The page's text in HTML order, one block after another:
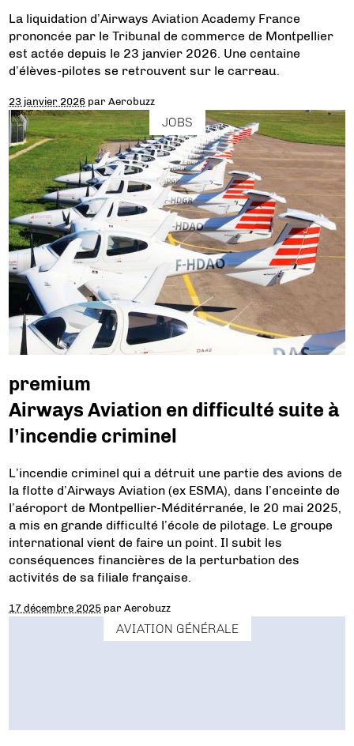
La liquidation d’Airways Aviation Academy France
prononcée par le Tribunal de commerce de Montpellier
est actée depuis le 23 janvier 2026. Une centaine
d’élèves-pilotes se retrouvent sur le carreau.
23 janvier 2026 parAerobuzz
JOBS
premium
Airways Aviation en difficulté suite à
l’incendie criminel
L’incendie criminel qui a détruit une partie des avions de
la flotte d’Airways Aviation (ex ESMA), dans l’enceinte de
l’aéroport de Montpellier-Méditérranée, le 20 mai 2025,
a mis en grande difficulté l’école de pilotage. Le groupe
international vient de faire un point. Il subit les
conséquences financières de la perturbation des
activités de sa filiale française.
17 décembre 2025 parAerobuzz
AVIATION GÉNÉRALE